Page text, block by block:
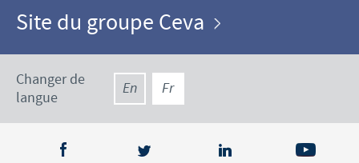
Site du groupe Ceva
Changer de
langue
En Fr